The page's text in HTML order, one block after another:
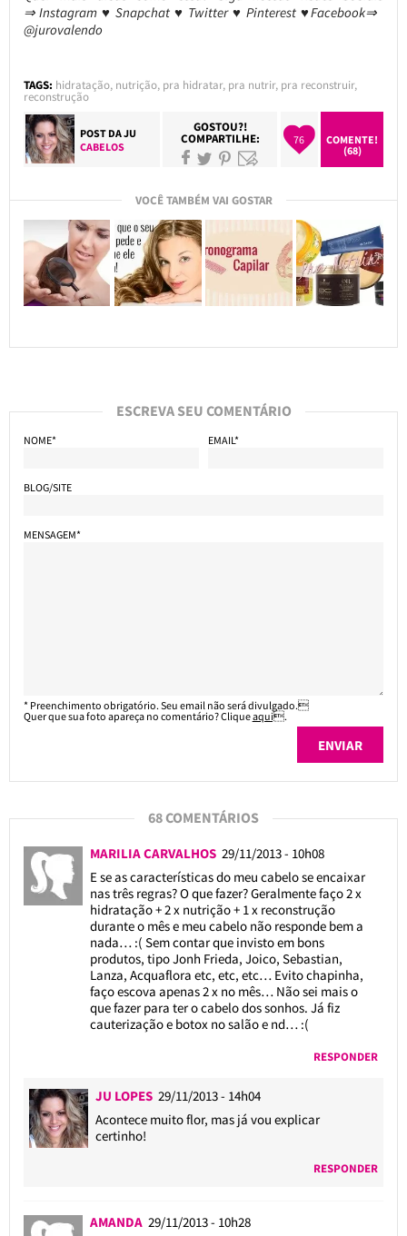
⇒ Instagram ♥ Snapchat ♥ Twitter ♥ Pinterest ♥Facebook⇒
@jurovalendo
TAGS: hidratação, nutrição, pra hidratar, pra nutrir, pra reconstruir,
reconstrução
POST DAJU
CABELOS
GOSTOU?!
COMPARTILHE: 76
COMENTE!
(68)
VOCÊ TAMBÉM VAI GOSTAR
ESCREVA SEU COMENTÁRIO
NOME* EMAIL*
BLOG/SITE
MENSAGEM*
* Preenchimento obrigatório. Seu email não será divulgado.
Quer que sua foto apareça no comentário? Cliqueaqui.
68 COMENTÁRIOS
MARILIA CARVALHOS 29/11/2013 - 10h08
E se as características do meu cabelo se encaixar
nas três regras? O que fazer? Geralmente faço 2 x
hidratação + 2 x nutrição + 1 x reconstrução
durante o mês e meu cabelo não responde bem a
nada… :( Sem contar que invisto em bons
produtos, tipo Jonh Frieda, Joico, Sebastian,
Lanza, Acquaflora etc, etc, etc… Evito chapinha,
faço escova apenas 2 x no mês… Não sei mais o
que fazer para ter o cabelo dos sonhos. Já fiz
cauterização e botox no salão e nd… :(
RESPONDER
JU LOPES 29/11/2013 - 14h04
Acontece muito flor, mas já vou explicar
certinho!
RESPONDER
AMANDA 29/11/2013 - 10h28